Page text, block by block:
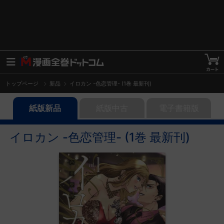
トップページ 新品 イロカン -色恋管理- (1巻 最新刊)
紙版新品
イロカン -色恋管理- (1巻 最新刊)